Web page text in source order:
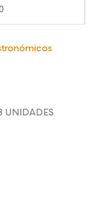
UNIDADES